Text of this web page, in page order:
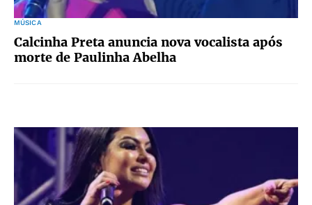
MÚSICA
Calcinha Preta anuncia nova vocalista após
morte de Paulinha Abelha